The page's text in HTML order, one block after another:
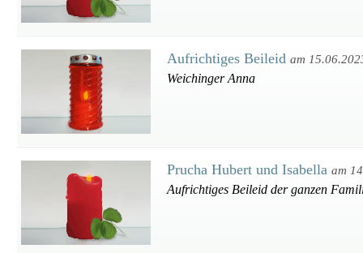
Aufrichtiges Beileid am
Weichinger Anna
Prucha Hubert und Isabella am
Aufrichtiges Beileid der ganzen